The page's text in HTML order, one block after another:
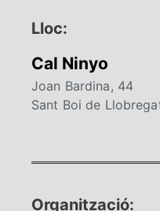
Lloc:
Cal Ninyo
Joan Bardina, 44
Sant Boi de
Organització: